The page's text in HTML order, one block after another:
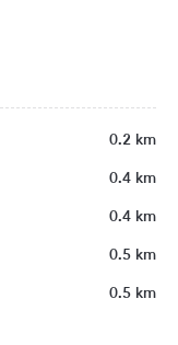
0.2 km
0.4 km
0.4 km
0.5 km
0.5 km